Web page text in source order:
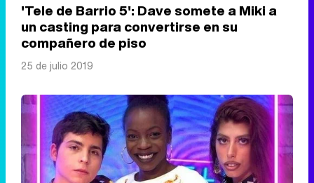
'Tele de Barrio 5': Dave somete a Miki a
un casting para convertirse en su
compañero de piso
25 de julio 2019